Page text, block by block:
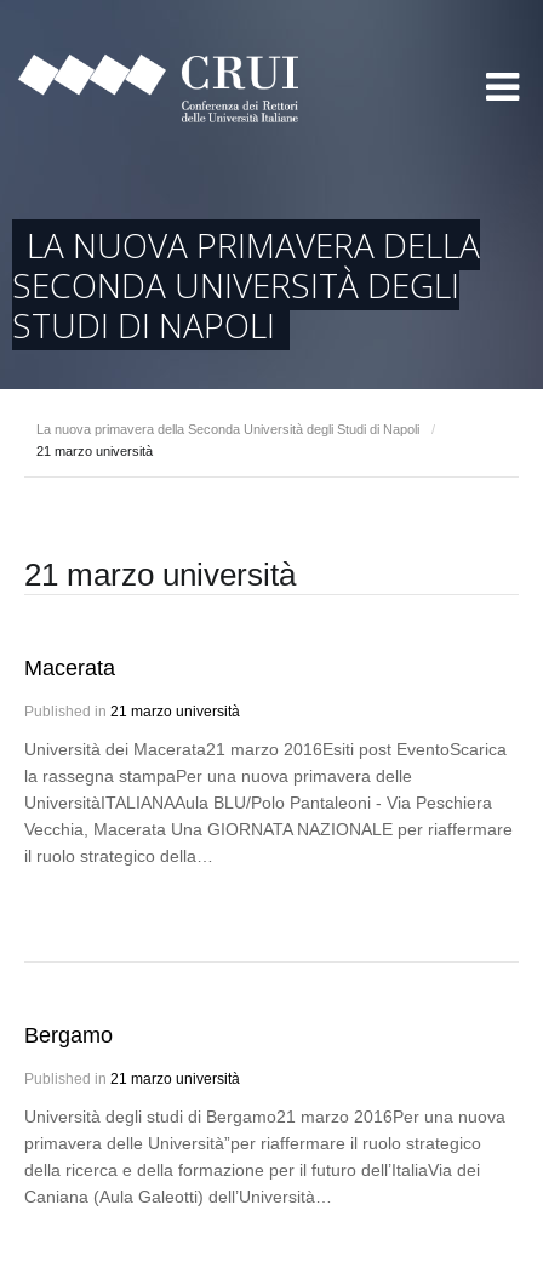
LA NUOVA PRIMAVERA DELLA
SECONDA UNIVERSITÀ DEGLI
STUDI DI NAPOLI
La nuova primavera della Seconda Università degli Studi di Napoli
/
21 marzo università
21 marzo università
Macerata
Published in 21 marzo università
Università dei Macerata21 marzo 2016Esiti post EventoScarica
la rassegna stampaPer una nuova primavera delle
UniversitàITALIANAAula BLU/Polo Pantaleoni - Via Peschiera
Vecchia, Macerata Una GIORNATA NAZIONALE per riaffermare
il ruolo strategico della…
Bergamo
Published in 21 marzo università
Università degli studi di Bergamo21 marzo 2016Per una nuova
primavera delle Università”per riaffermare il ruolo strategico
della ricerca e della formazione per il futuro dell’ItaliaVia dei
Caniana (Aula Galeotti) dell’Università…